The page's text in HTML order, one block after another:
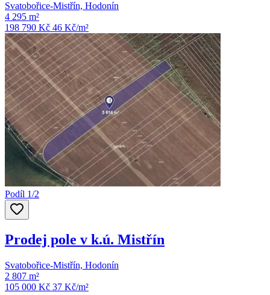
Svatobořice-Mistřín, Hodonín
4 295 m²
198 790 Kč 46 Kč/m²
Podíl 1/2
Prodej pole v k.ú. Mistřín
Svatobořice-Mistřín, Hodonín
2 807 m²
105 000 Kč 37 Kč/m²